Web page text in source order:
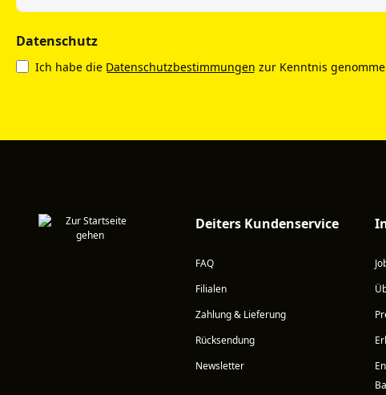
Datenschutz
Ich habe die Datenschutzbestimmungen zur Kenntnis
Deiters Kundenservice
FAQ
Filialen
Zahlung & Lieferung
Rücksendung
Newsletter